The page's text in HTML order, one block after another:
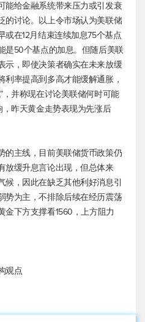
能给金融系统带来压力或引发衰
的讨论。以上令市场认为美联储
在12月结束连续加息75个基点
是50个基点的加息。但随后美联
示，即使决策者确实在未来放缓
率提高到多高才能缓解通胀，
，并称现在讨论美联储何时可能
，昨天黄金走势表现为先涨后
的主线，目前美联储货币政策仍
放缓升息言论出现，但总体来
，因此在缺乏其他利好消息引
势为主，不排除后续在经历震荡
金下方支撑看1560，上方阻力
观点